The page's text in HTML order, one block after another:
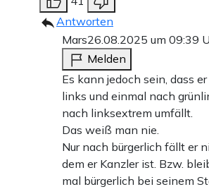
Antworten
Mars26.08.2025 um 09:39
Melden
Es kann jedoch sein, dass
links und einmal nach
nach linksextrem umfällt.
Das weiß man nie.
Nur nach bürgerlich fällt er
dem er Kanzler ist. Bzw.
mal bürgerlich bei seinem